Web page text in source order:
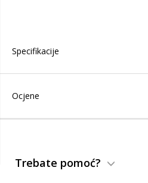
Specifikacije
Ocjene
Trebate pomoć?